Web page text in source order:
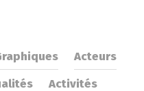
Acteurs
Activités